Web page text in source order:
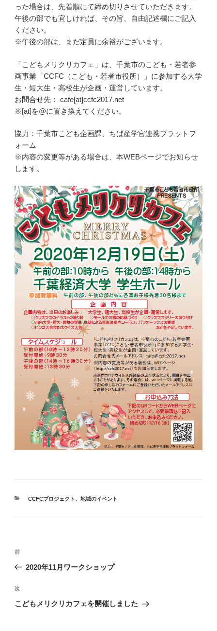
った場合は、先着順にて締め切りさせていただきます。
午後の部でも宜しければ、その旨、自由記述欄にご記入
ください。
※午後の部は、まだ定員に余裕がございます。
「こどもメリクリカフェ」は、千葉市のこども・若者参
画事業「CCFC（こども・若者市役所）」に参加する大学
生・短大生・高校生が企画・運営しています。
お問合せ先： cafe[at]ccfc2017.net
※[at]を@に置き換えてください。
協力：千葉市こども企画課、ちば産学官連携プラットフ
ォーム
※内容の変更等がある場合は、本WEBページでお知らせ
します。
カ
CCFCプロジェクト 、 地域のイベント
投
ビ
ゲ
前
の
稿
前
2020年11月ワークショップ
次
の
次
こどもメリクリカフェを開催しました